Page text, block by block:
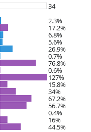
34
2.3%
17.2%
6.8%
5.6%
26.9%
0.7%
76.8%
0.6%
127%
15.8%
34%
67.2%
56.7%
0.4%
16%
44.5%